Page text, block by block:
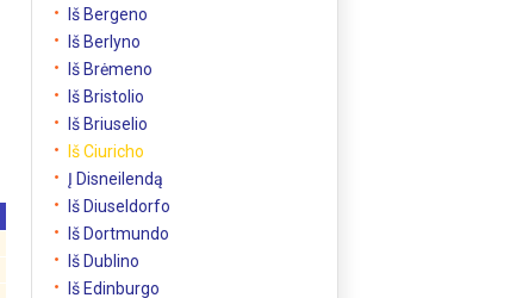
Iš Bergeno
Iš Berlyno
Iš Brėmeno
Iš Bristolio
Iš Briuselio
Iš Ciuricho
Į Disneilendą
Iš Diuseldorfo
Iš Dortmundo
Iš Dublino
Iš Edinburgo